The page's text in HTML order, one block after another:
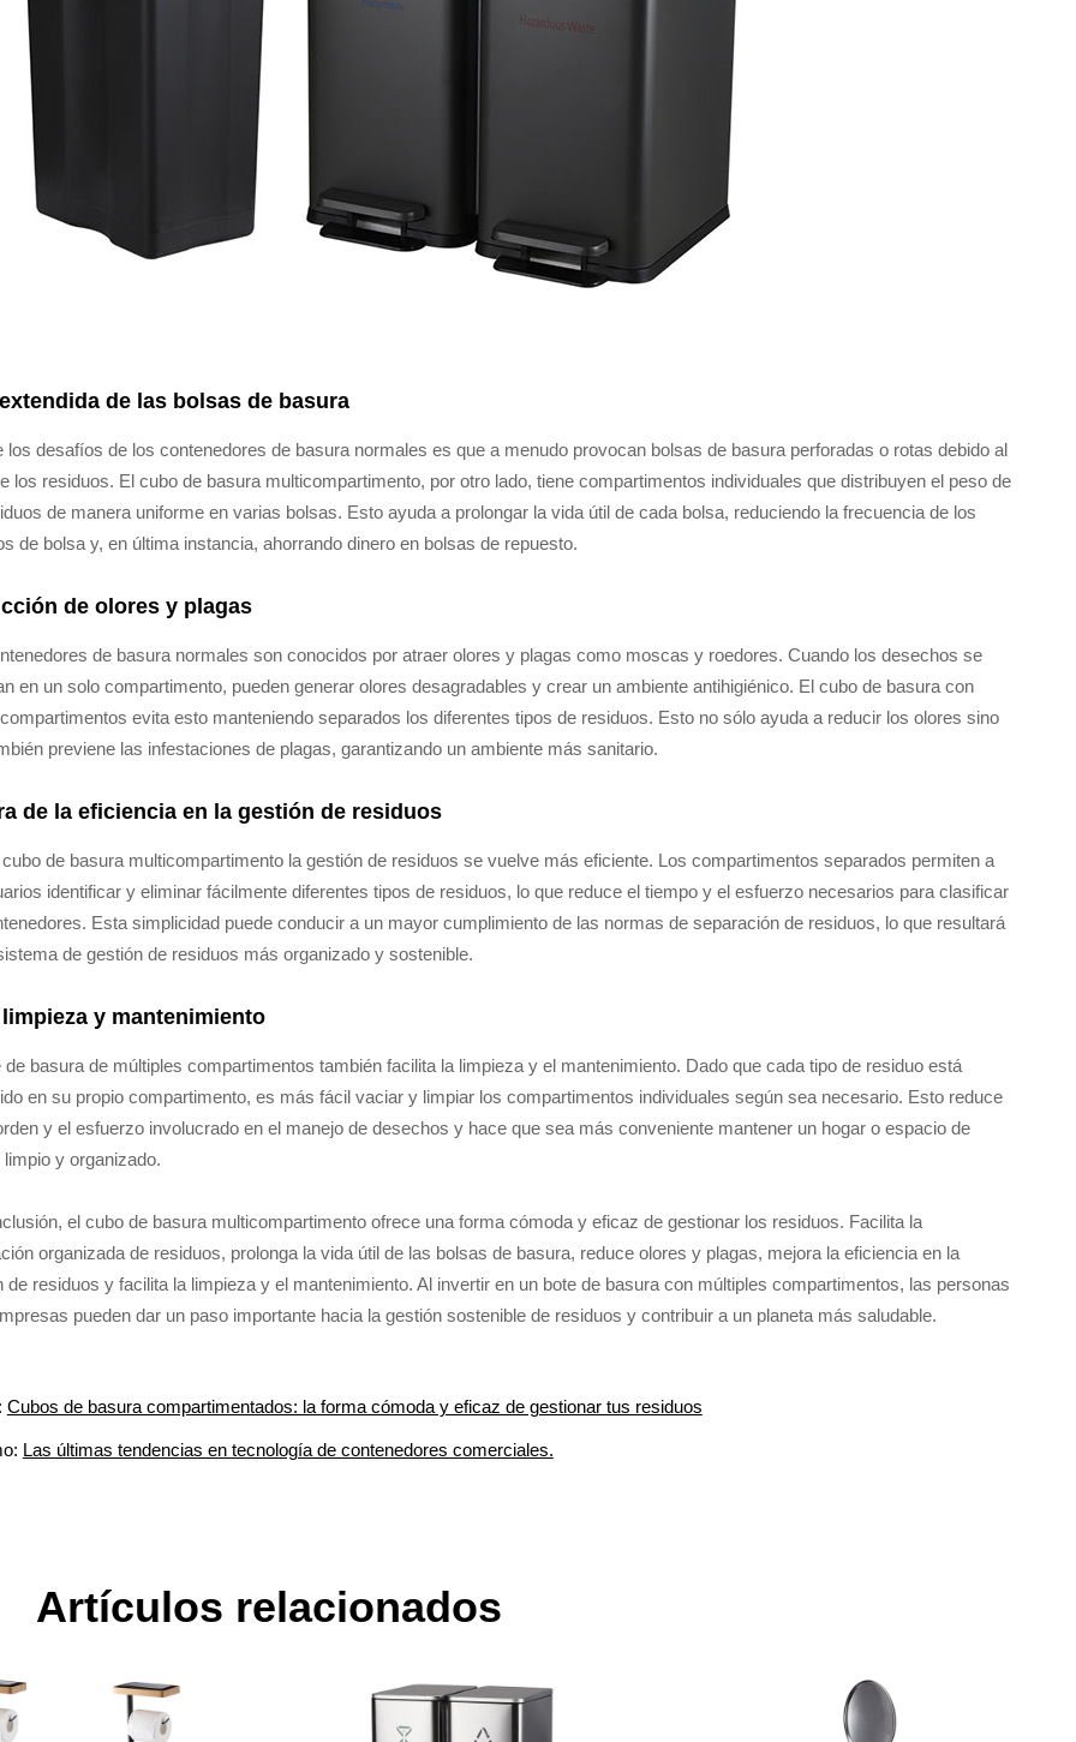
de las bolsas de basura
los desafíos de los contenedores de basura normales es que a menudo provocan bolsas de basura perforadas o rotas debido al
los residuos. El cubo de basura multicompartimento, por otro lado, tiene compartimentos individuales que distribuyen el peso de
de manera uniforme en varias bolsas. Esto ayuda a prolongar la vida útil de cada bolsa, reduciendo la frecuencia de los
de bolsa y, en última instancia, ahorrando dinero en bolsas de repuesto.
de olores y plagas
de basura normales son conocidos por atraer olores y plagas como moscas y roedores. Cuando los desechos se
en un solo compartimento, pueden generar olores desagradables y crear un ambiente antihigiénico. El cubo de basura con
evita esto manteniendo separados los diferentes tipos de residuos. Esto no sólo ayuda a reducir los olores sino
previene las infestaciones de plagas, garantizando un ambiente más sanitario.
de la eficiencia en la gestión de residuos
de basura multicompartimento la gestión de residuos se vuelve más eficiente. Los compartimentos separados permiten a
identificar y eliminar fácilmente diferentes tipos de residuos, lo que reduce el tiempo y el esfuerzo necesarios para clasificar
Esta simplicidad puede conducir a un mayor cumplimiento de las normas de separación de residuos, lo que resultará
de gestión de residuos más organizado y sostenible.
y mantenimiento
de basura de múltiples compartimentos también facilita la limpieza y el mantenimiento. Dado que cada tipo de residuo está
en su propio compartimento, es más fácil vaciar y limpiar los compartimentos individuales según sea necesario. Esto reduce
y el esfuerzo involucrado en el manejo de desechos y hace que sea más conveniente mantener un hogar o espacio de
limpio y organizado.
el cubo de basura multicompartimento ofrece una forma cómoda y eficaz de gestionar los residuos. Facilita la
organizada de residuos, prolonga la vida útil de las bolsas de basura, reduce olores y plagas, mejora la eficiencia en la
de residuos y facilita la limpieza y el mantenimiento. Al invertir en un bote de basura con múltiples compartimentos, las personas
pueden dar un paso importante hacia la gestión sostenible de residuos y contribuir a un planeta más saludable.
Cubos de basura compartimentados: la forma cómoda y eficaz de gestionar tus residuos
Las últimas tendencias en tecnología de contenedores comerciales.
Artículos relacionados